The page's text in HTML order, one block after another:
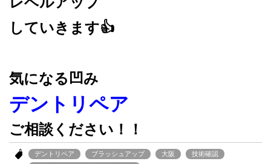
していきます👍
気になる凹み
デントリペア
ご相談ください！！
デントリペア ブラッシュアップ 大阪
技術確認